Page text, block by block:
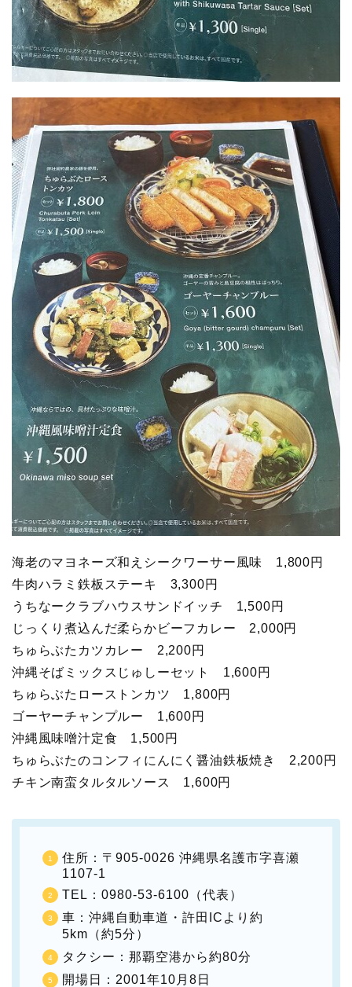
海老のマヨネーズ和えシークワーサー風味 1,800円
牛肉ハラミ鉄板ステーキ 3,300円
うちなークラブハウスサンドイッチ 1,500円
じっくり煮込んだ柔らかビーフカレー 2,000円
ちゅらぶたカツカレー 2,200円
沖縄そばミックスじゅしーセット 1,600円
ちゅらぶたローストンカツ 1,800円
ゴーヤーチャンプルー 1,600円
沖縄風味噌汁定食 1,500円
ちゅらぶたのコンフィにんにく醤油鉄板焼き 2,200円
チキン南蛮タルタルソース 1,600円
住所：〒905-0026 沖縄県名護市字喜瀬
1107-1
TEL：0980-53-6100（代表）
車：沖縄自動車道・許田ICより約
5km（約5分）
タクシー：那覇空港から約80分
開場日：2001年10月8日